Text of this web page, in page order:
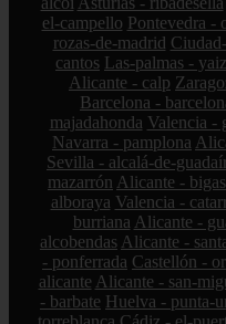
el-campello Pontevedra -
rozas-de-madrid
cantos Las-palmas -
Alicante - calp
Barcelona -
majadahonda Valencia -
Navarra - pamplona
Sevilla - alcalá-de-
mazarrón Alicante -
alboraya Valencia -
burriana Alicante -
alcobendas Alicante -
- ponferrada Castellón -
alicante Alicante - san-
- barbate Huelva - punta-